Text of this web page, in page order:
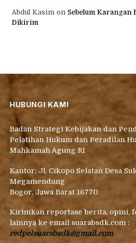
Abdul Kasim on Sebelum Karangan
Dikirim
HUBUNGI KAMI
Badan Strategi Kebijakan dan
Pelatihan Hukum dan Peradilan
Mahkamah Agung RI
Kantor: Jl. Cikopo Selatan Desa
Megamendung
Bogor, Jawa Barat 16770
Kirimkan reportase berita, opini,
lainnya ke email suarabsdk.com :
redpelsuarabsdk@gmail.com